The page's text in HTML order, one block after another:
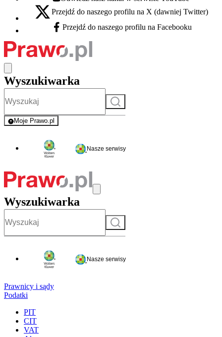
Youtube - otwiera się w nowej karcie
X - otwiera się w nowej karcie
Przejdź do naszego profilu na X (dawniej Twitter)
Facebook - otwiera się w nowej karcie
Przejdź do naszego profilu na Facebooku
Wyszukiwarka
Szukaj
Moje Prawo.pl
- rejestracja i logowanie do serwisu
Nasze serwisy
Wyszukiwarka
Szukaj
Nasze serwisy
Prawnicy i sądy
Podatki
PIT
CIT
VAT